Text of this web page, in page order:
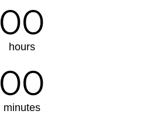
00
hours
00
minutes